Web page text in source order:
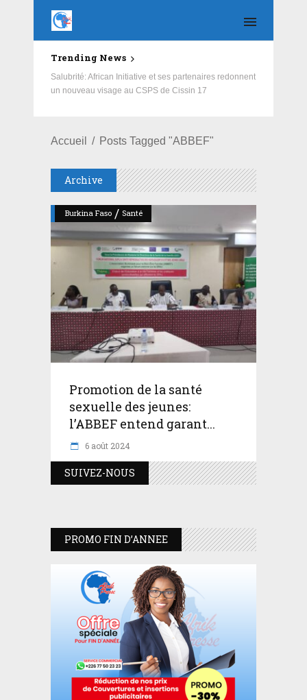
Trending News
3e édition du Camp vacances musique : l’Association
des artistes de la Police nationale offre des vacances
Accueil Posts Tagged "ABBEF"
Archive
Burkina Faso / Santé
Promotion de la santé
sexuelle des jeunes:
l’ABBEF entend garant...
6 août 2024
SUIVEZ-NOUS
PROMO FIN D’ANNEE